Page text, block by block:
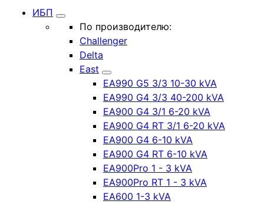
ИБП
По производителю:
Challenger
Delta
East
EA990 G5 3/3 10-30 kVA
EA990 G4 3/3 40-200 kVA
EA900 G4 3/1 6-20 kVA
EA900 G4 RT 3/1 6-20 kVA
EA900 G4 6-10 kVA
EA900 G4 RT 6-10 kVA
EA900Pro 1 - 3 kVA
EA900Pro RT 1 - 3 kVA
EA600 1-3 kVA